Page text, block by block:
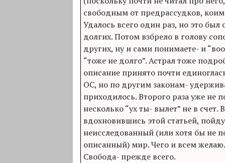
свободным от предрассудков, коим
Удалось всего один раз, но это
долгих. Потом взбрело в голову
других, ну и сами понимаете- и
“тоже не долго”. Астрал тоже
описание принято почти
ОС, но по другим законам-
приходилось. Второго раза уже не
несколько “ух ты- вылет” не в счет.
вдохновившись этой статьей,
неисследованный (или хотя бы не
описанный) мир. Чего и всем
Свобода- прежде всего.